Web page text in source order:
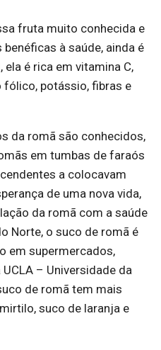
fruta muito conhecida e
à saúde, ainda é
é rica em vitamina C,
fólico, potássio, fibras e
da romã são conhecidos,
em tumbas de faraós
a colocavam
de uma nova vida,
da romã com a saúde
Norte, o suco de romã é
em supermercados,
– Universidade da
de romã tem mais
suco de laranja e